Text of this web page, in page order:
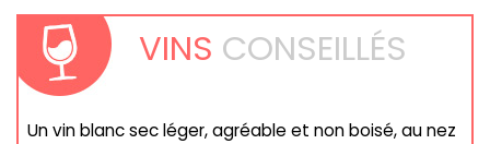
VINS CONSEILLÉS
Un vin blanc sec léger, agréable et non boisé, au nez